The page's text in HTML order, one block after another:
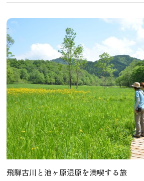
コラム
モデルコース
スポット
体験
イベント
グルメ・おみやげ
宿泊予約
アクセス
飛騨市の６つの魅力
ひだじまん図鑑
交通機関・道路情報
飛騨古川の駐車場
よくある質問
お知らせ
当サイトについて
飛騨古川と池ヶ原湿原を満喫する旅